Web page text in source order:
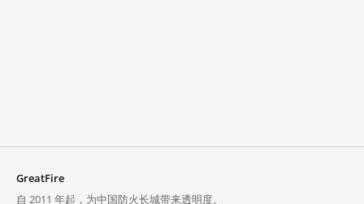
GreatFire
自 2011 年起，为中国防火长城带来透明度。